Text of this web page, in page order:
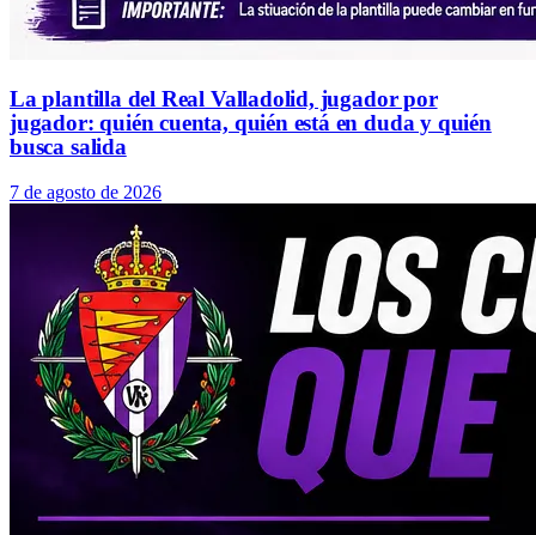
La plantilla del Real Valladolid, jugador por
jugador: quién cuenta, quién está en duda y quién
busca salida
7 de agosto de 2026